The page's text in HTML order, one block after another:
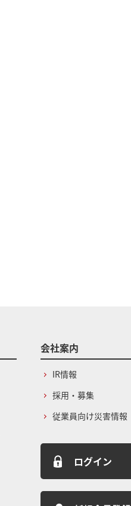
会社案内
IR情報
採用・募集
従業員向け災害情報
ログイン